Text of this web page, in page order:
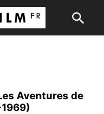
Aventures de